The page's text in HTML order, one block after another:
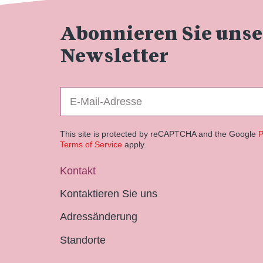
Abonnieren Sie
Newsletter
This site is protected by reCAPTCHA and the Google
Terms of Service apply.
Kontakt
Kontaktieren Sie uns
Adressänderung
Standorte